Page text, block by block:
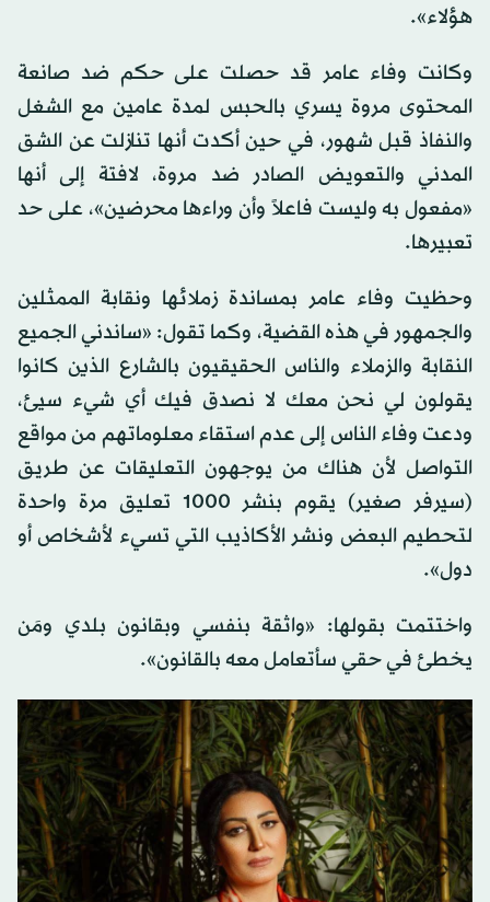
هؤلاء».
وكانت وفاء عامر قد حصلت على حكم ضد صانعة
المحتوى مروة يسري بالحبس لمدة عامين مع الشغل
والنفاذ قبل شهور، في حين أكدت أنها تنازلت عن الشق
المدني والتعويض الصادر ضد مروة، لافتة إلى أنها
«مفعول به وليست فاعلاً وأن وراءها محرضين»، على حد
تعبيرها.
وحظيت وفاء عامر بمساندة زملائها ونقابة الممثلين
والجمهور في هذه القضية، وكما تقول: «ساندني الجميع
النقابة والزملاء والناس الحقيقيون بالشارع الذين كانوا
يقولون لي نحن معك لا نصدق فيك أي شيء سيئ،
ودعت وفاء الناس إلى عدم استقاء معلوماتهم من مواقع
التواصل لأن هناك من يوجهون التعليقات عن طريق
(سيرفر صغير) يقوم بنشر 1000 تعليق مرة واحدة
لتحطيم البعض ونشر الأكاذيب التي تسيء لأشخاص أو
دول».
واختتمت بقولها: «واثقة بنفسي وبقانون بلدي ومَن
يخطئ في حقي سأتعامل معه بالقانون».